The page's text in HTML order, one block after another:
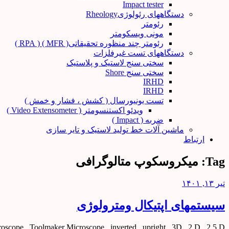
Impact tester
دستگاههای رئولوژیRheology
رئومتر
مونی ویسکومتر
رئومتر چند منظوره تحقیقاتی( MFR ) ( RPA )
دستگاههای تست غیرفلزات
سختی سنج لاستیک و پلاستیک
سختی سنج Shore
IRHD
IRHD
تست یونیورسال ( کشش ، فشار و خمش )
ویدئو اکستنسومتر ( Video Extensometer )
ضربه ( Impact )
ماشین آلات خط تولید لاستیک و تایر سازی
ارتباط
Tag: میکروسکوپ متالوگرافی
تیر ۱۳, ۱۴۰۱
سیستمهای اپتیکال ومترولوژی